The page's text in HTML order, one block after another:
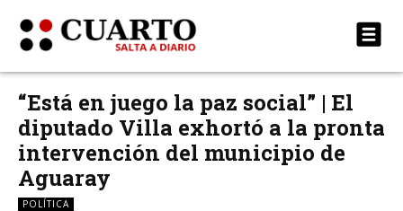
“Está en juego la paz social” | El
diputado Villa exhortó a la pronta
intervención del municipio de
Aguaray
POLÍTICA